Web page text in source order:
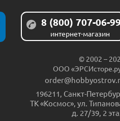
8 (800) 707-06-
интернет-магазин
© 2002 –
ООО
196211, Санкт-
ТК «Космос», ул.
д. 27/39, 2